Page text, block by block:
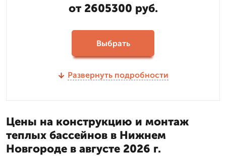
от 2605300 руб.
Выбрать
Развернуть подробности
Цены на конструкцию и монтаж
теплых бассейнов в Нижнем
Новгороде в августе 2026 г.